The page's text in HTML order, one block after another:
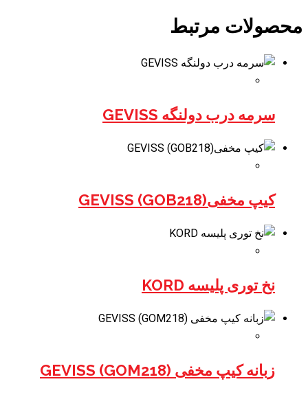
محصولات مرتبط
سرمه درب دولنگه GEVISS
کیپ مخفی(GOB218) GEVISS
نخ توری پلیسه KORD
زبانه کیپ مخفی (GOM218) GEVISS